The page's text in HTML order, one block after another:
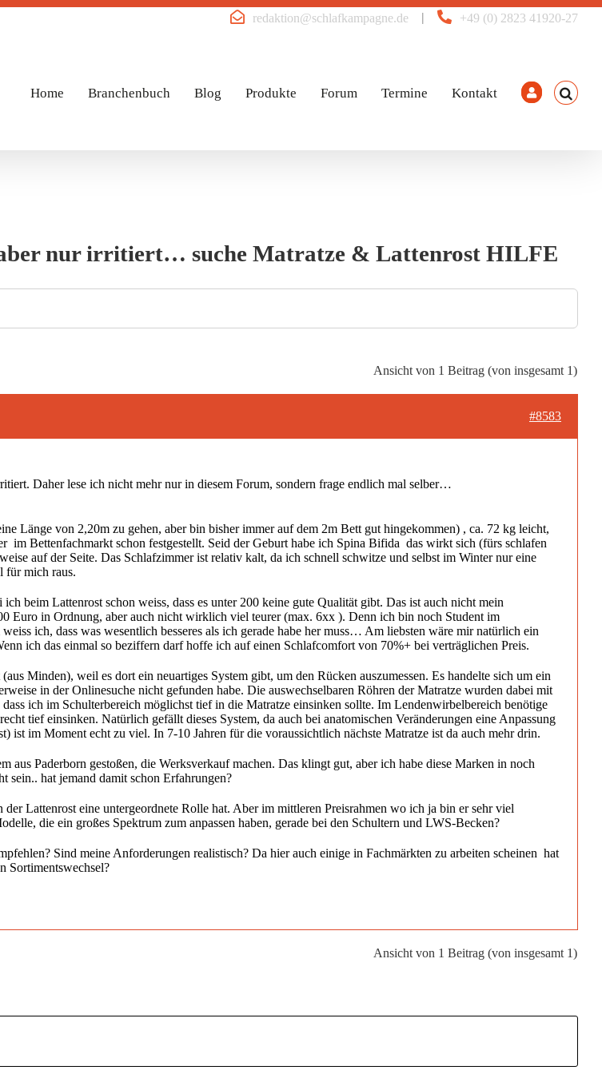
+49 (0) 2823 41920-27
|
redaktion@schlafkampagne.de
Home Branchenbuch Blog Produkte Forum Termine Kontakt
nur irritiert… suche Matratze & Lattenrost HILFE
Ansicht von 1 Beitrag (von insgesamt 1)
#8583
Daher lese ich nicht mehr nur in diesem Forum, sondern frage endlich mal selber…
Länge von 2,20m zu gehen, aber bin bisher immer auf dem 2m Bett gut hingekommen) , ca. 72 kg leicht,
im Bettenfachmarkt schon festgestellt. Seid der Geburt habe ich Spina Bifida  das wirkt sich (fürs schlafen
auf der Seite. Das Schlafzimmer ist relativ kalt, da ich schnell schwitze und selbst im Winter nur eine
für mich raus.
beim Lattenrost schon weiss, dass es unter 200 keine gute Qualität gibt. Das ist auch nicht mein
Euro in Ordnung, aber auch nicht wirklich viel teurer (max. 6xx ). Denn ich bin noch Student im
ich, dass was wesentlich besseres als ich gerade habe her muss… Am liebsten wäre mir natürlich ein
ich das einmal so beziffern darf hoffe ich auf einen Schlafcomfort von 70%+ bei verträglichen Preis.
Minden), weil es dort ein neuartiges System gibt, um den Rücken auszumessen. Es handelte sich um ein
in der Onlinesuche nicht gefunden habe. Die auswechselbaren Röhren der Matratze wurden dabei mit
ich im Schulterbereich möglichst tief in die Matratze einsinken sollte. Im Lendenwirbelbereich benötige
tief einsinken. Natürlich gefällt dieses System, da auch bei anatomischen Veränderungen eine Anpassung
ist im Moment echt zu viel. In 7-10 Jahren für die voraussichtlich nächste Matratze ist da auch mehr drin.
aus Paderborn gestoßen, die Werksverkauf machen. Das klingt gut, aber ich habe diese Marken in noch
sein.. hat jemand damit schon Erfahrungen?
Lattenrost eine untergeordnete Rolle hat. Aber im mittleren Preisrahmen wo ich ja bin er sehr viel
die ein großes Spektrum zum anpassen haben, gerade bei den Schultern und LWS-Becken?
Sind meine Anforderungen realistisch? Da hier auch einige in Fachmärkten zu arbeiten scheinen  hat
Sortimentswechsel?
Ansicht von 1 Beitrag (von insgesamt 1)